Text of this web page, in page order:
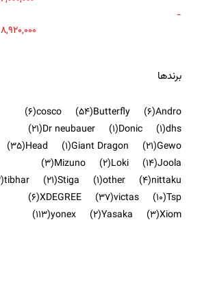
-
8,920,000
برندها
Andro
(6)
Butterfly
(54)
cosco
(6)
dhs
(1)
Donic
(1)
Dr neubauer
(21)
Gewo
(21)
Giant Dragon
(1)
Head
(35)
Joola
(14)
Loki
(2)
Mizuno
(3)
nittaku
(4)
other
(1)
Stiga
(21)
tibhar
(3)
Tsp
(10)
victas
(37)
XDEGREE
(6)
Xiom
(3)
Yasaka
(2)
yonex
(113)